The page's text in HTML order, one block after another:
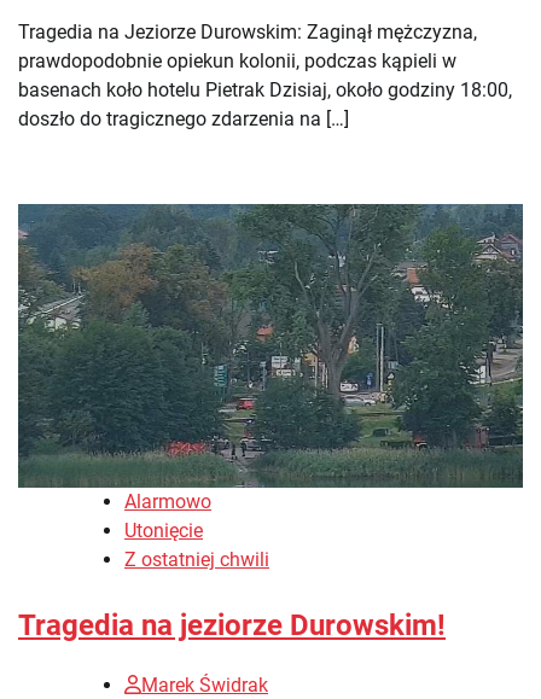
Tragedia na Jeziorze Durowskim: Zaginął mężczyzna,
prawdopodobnie opiekun kolonii, podczas kąpieli w
basenach koło hotelu Pietrak Dzisiaj, około godziny 18:00,
doszło do tragicznego zdarzenia na […]
Alarmowo
Utonięcie
Z ostatniej chwili
Tragedia na jeziorze Durowskim!
Marek Świdrak